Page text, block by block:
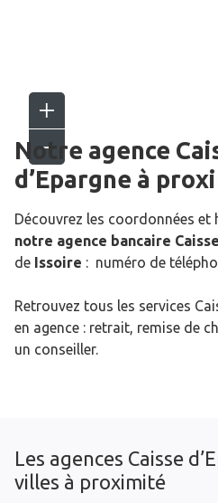
Notre agence
d’Epargne à
Découvrez les coordonnées et
notre agence bancaire
de Issoire : numéro de
Retrouvez tous les services
en agence : retrait, remise de
un conseiller.
Les agences Caisse
villes à proximité